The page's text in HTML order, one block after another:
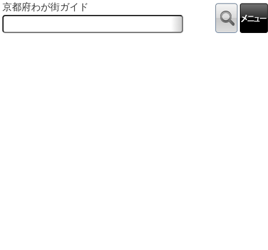
京都府わが街ガイド